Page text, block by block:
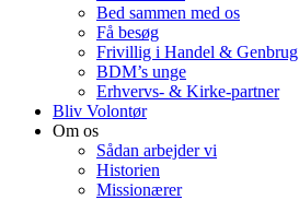
Bed sammen med os
Få besøg
Frivillig i Handel & Genbrug
BDM’s unge
Erhvervs- & Kirke-partner
Bliv Volontør
Om os
Sådan arbejder vi
Historien
Missionærer